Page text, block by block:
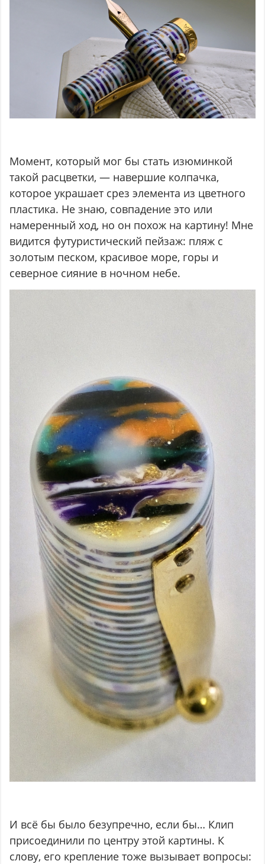
Момент, который мог бы стать изюминкой
такой расцветки, — навершие колпачка,
которое украшает срез элемента из цветного
пластика. Не знаю, совпадение это или
намеренный ход, но он похож на картину! Мне
видится футуристический пейзаж: пляж с
золотым песком, красивое море, горы и
северное сияние в ночном небе.
И всё бы было безупречно, если бы… Клип
присоединили по центру этой картины. К
слову, его крепление тоже вызывает вопросы: